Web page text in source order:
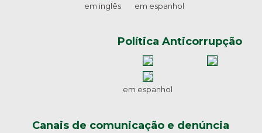
em inglês em espanhol
Política Anticorrupção
em espanhol
Canais de comunicação e denúncia